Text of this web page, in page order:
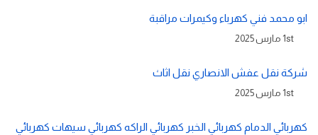
ابو محمد فني كهرباء وكيمرات مراقبة
1st مارس 2025
شركة نقل عفش الانصاري نقل اثاث
1st مارس 2025
كهربائي الدمام كهربائي الخبر كهربائي الراكه كهربائي سيهات كهربائي